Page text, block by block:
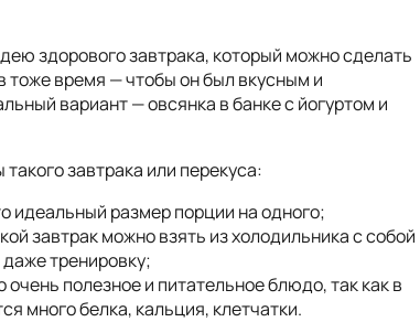
здорового завтрака, который можно сделать
тоже время — чтобы он был вкусным и
вариант — овсянка в банке с йогуртом и
завтрака или перекуса:
идеальный размер порции на одного;
завтрак можно взять из холодильника с собой
даже тренировку;
очень полезное и питательное блюдо, так как в
много белка, кальция, клетчатки.